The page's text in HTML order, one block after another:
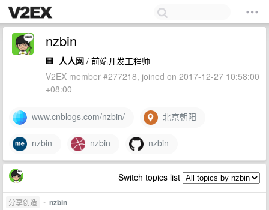
nzbin
🏢 人人网 / 前端开发工程师
V2EX member #277218, joined on 2017-12-27 10:58:00
+08:00
www.cnblogs.com/nzbin/ 北京朝阳
nzbin nzbin nzbin
Switch topics list
分享创造 • nzbin